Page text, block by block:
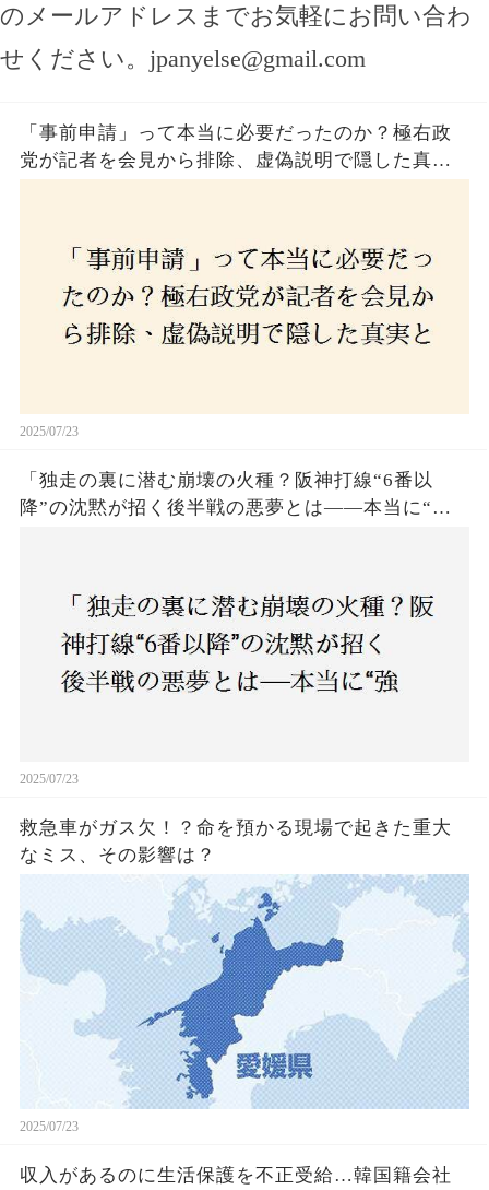
のメールアドレスまでお気軽にお問い合わ
せください。 jpanyelse@gmail.com
「事前申請」って本当に必要だったのか？極右政
党が記者を会見から排除、虚偽説明で隠した真実
2025/07/23
「独走の裏に潜む崩壊の火種？阪神打線“6番以
降”の沈黙が招く後半戦の悪夢とは——本当に“強
2025/07/23
救急車がガス欠！？命を預かる現場で起きた重大
なミス、その影響は？
2025/07/23
収入があるのに生活保護を不正受給…韓国籍会社